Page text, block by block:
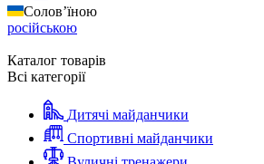
Солов’їною
російською
Каталог товарів
Всі категорії
Дитячі майданчики
Спортивні майданчики